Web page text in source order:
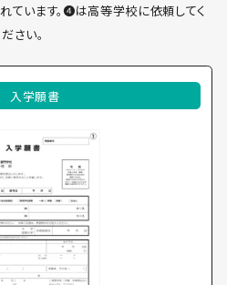
います。❹は高等学校に依頼してく
ださい。
入学願書